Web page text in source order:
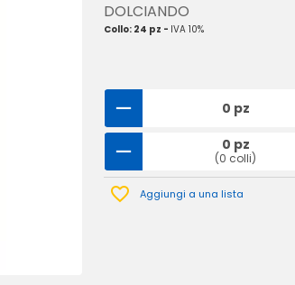
DOLCIANDO
Collo: 24 pz - IVA 10%
0 pz
0 pz
(0 colli)
Aggiungi a una lista